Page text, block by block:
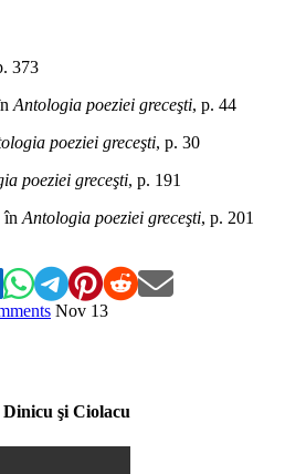
373
Antologia poeziei greceşti, p. 44
poeziei greceşti, p. 30
poeziei greceşti, p. 191
în Antologia poeziei greceşti, p. 201
Nov 13
şi Ciolacu